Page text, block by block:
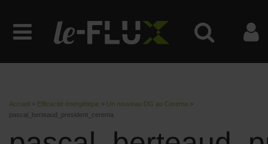
Accueil > Efficacité énergétique > Un nouveau DG au Cerema >
pascal_berteaud_president_cerema